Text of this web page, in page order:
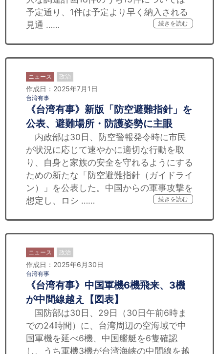
予定通り、1件は予定より早く納入される
見通 ……
続きを読む
ニュース 政治
作成日：2025年7月1日
台湾有事
《台湾有事》新版「防空避難指針」を
公表、避難場所・防護姿勢に主眼
内政部は30日、防空警報発令時に市民
が状況に応じて速やかに適切な行動を取
り、自身と家族の安全を守れるようにする
ための新たな「防空避難指針（ガイドライ
ン）」を公表した。中国からの軍事攻撃を
想定し、ロシ ……
続きを読む
ニュース 政治
作成日：2025年6月30日
台湾有事
《台湾有事》中国軍機6機飛来、3機
が中間線越え【図表】
国防部は30日、29日（30日午前6時ま
での24時間）に、台湾周辺の空海域で中
国軍機を延べ6機、中国艦艇を6隻確認
し、うち軍機3機が台湾海峡の中間線を越